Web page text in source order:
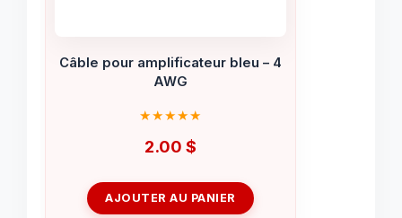
Câble pour amplificateur bleu – 4
AWG
2.00 $
AJOUTER AU PANIER